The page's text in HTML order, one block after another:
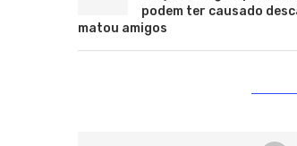
podem ter causado
matou amigos